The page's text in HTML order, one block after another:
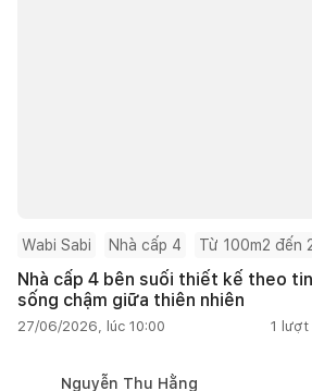
Wabi Sabi Nhà cấp 4 Từ 100m2 đến
Nhà cấp 4 bên suối thiết kế theo
sống chậm giữa thiên nhiên
27/06/2026, lúc 10:00 1 lượt
Nguyễn Thu Hằng